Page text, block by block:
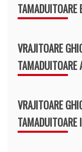
TAMADUITOARE
VRAJITOARE
TAMADUITOARE
VRAJITOARE
TAMADUITOARE